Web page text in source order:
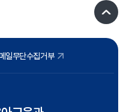
일무단수집거부